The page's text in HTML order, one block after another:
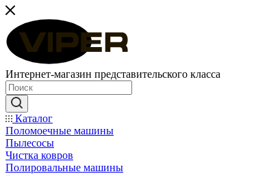
Интернет-магазин представительского класса
Каталог
Поломоечные машины
Пылесосы
Чистка ковров
Полировальные машины